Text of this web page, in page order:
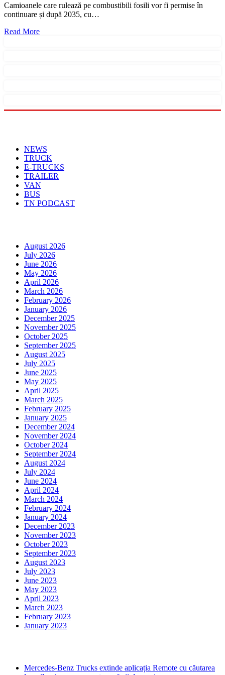
Camioanele care rulează pe combustibili fosili vor fi permise în
continuare și după 2035, cu…
Read More
NEWS
TRUCK
E-TRUCKS
TRAILER
VAN
BUS
TN PODCAST
August 2026
July 2026
June 2026
May 2026
April 2026
March 2026
February 2026
January 2026
December 2025
November 2025
October 2025
September 2025
August 2025
July 2025
June 2025
May 2025
April 2025
March 2025
February 2025
January 2025
December 2024
November 2024
October 2024
September 2024
August 2024
July 2024
June 2024
April 2024
March 2024
February 2024
January 2024
December 2023
November 2023
October 2023
September 2023
August 2023
July 2023
June 2023
May 2023
April 2023
March 2023
February 2023
January 2023
Mercedes-Benz Trucks extinde aplicația Remote cu căutarea